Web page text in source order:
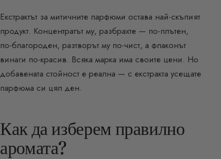
Екстрактът за митичните парфюми остава най-скъпият
продукт. Концентратът му, разбрахте — по-плътен,
по-благороден, разтворът му по-чист, а флаконът
винаги по-красив. Всяка марка има своите цени. Но
добавената стойност е реална — с екстракта усещате
парфюма си цял ден.
Как да изберем правилно
аромата?